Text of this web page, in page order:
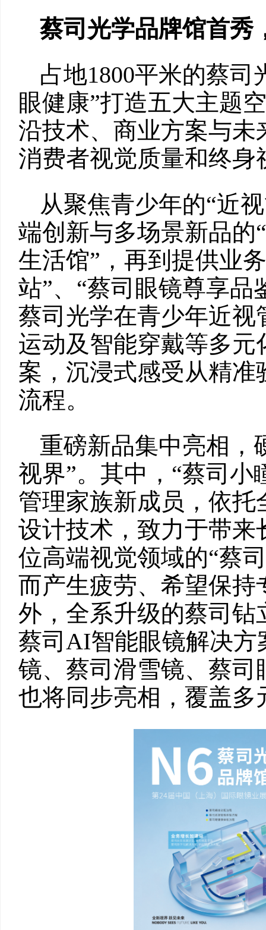
蔡司光学品牌馆首秀
占地1800平米的蔡
眼健康”打造五大主题
沿技术、商业方案与
消费者视觉质量和终
从聚焦青少年的“近
端创新与多场景新品的
生活馆”，再到提供业
站”、“蔡司眼镜尊享
蔡司光学在青少年近
运动及智能穿戴等多
案，沉浸式感受从精
流程。
重磅新品集中亮相，
视界”。其中，“蔡司
管理家族新成员，依托
设计技术，致力于带
位高端视觉领域的“蔡
而产生疲劳、希望保
外，全系升级的蔡司
蔡司AI智能眼镜解决
镜、蔡司滑雪镜、蔡
也将同步亮相，覆盖多